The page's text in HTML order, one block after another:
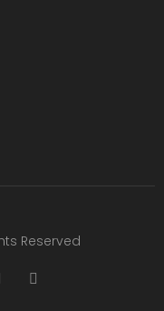
Reserved